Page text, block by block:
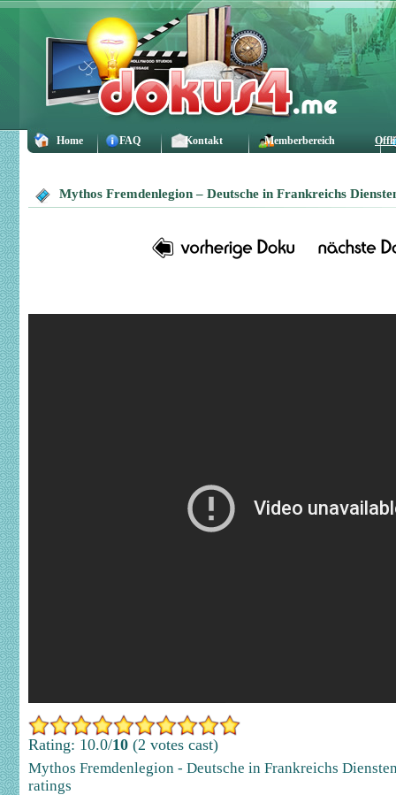
Home FAQ Kontakt Memberbereich
Mythos Fremdenlegion – Deutsche in Frankreichs
Rating: 10.0/10 (2 votes cast)
Mythos Fremdenlegion - Deutsche in Frankreichs
ratings